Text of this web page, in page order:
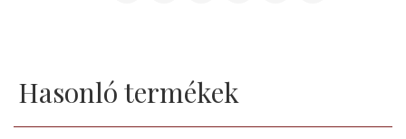
Hasonló termékek